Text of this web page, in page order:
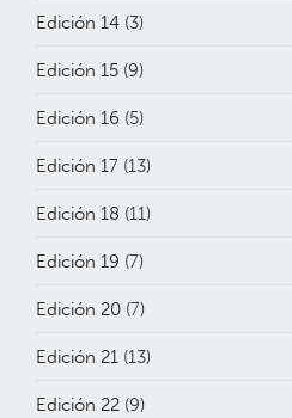
Edición 14 (3)
Edición 15 (9)
Edición 16 (5)
Edición 17 (13)
Edición 18 (11)
Edición 19 (7)
Edición 20 (7)
Edición 21 (13)
Edición 22 (9)